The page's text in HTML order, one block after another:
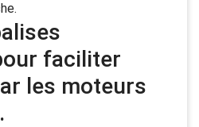
faciliter
les moteurs